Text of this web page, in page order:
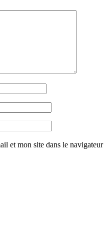
et mon site dans le navigateur